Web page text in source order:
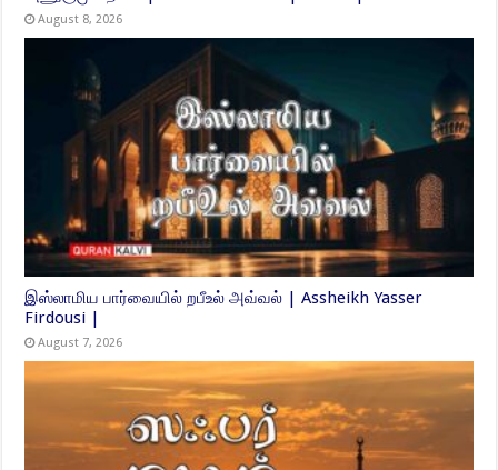
August 8, 2026
இஸ்லாமிய பார்வையில் றபீஉல் அவ்வல் | Assheikh Yasser
Firdousi |
August 7, 2026